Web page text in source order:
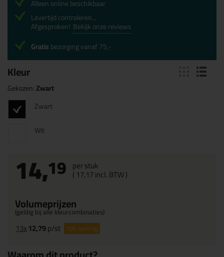
Kleur
Gekozen:Zwart
Zwart
Wit
14,19 per stuk
( 17,17incl. BTW )
Volumeprijzen
(geldig bij alle kleurcombinaties)
13x12,79p/st 10%korting
Alleen online beschikbaar
Levertijd controleren...
Afgesproken! Bekijk onze reviews
Gratisbezorging vanaf 75,-